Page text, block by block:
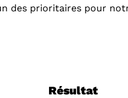
des prioritaires pour
Résultat